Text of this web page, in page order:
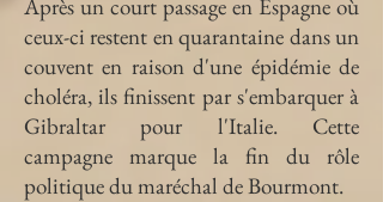
Après un court passage en Espagne où
ceux-ci restent en quarantaine dans un
couvent en raison d'une épidémie de
choléra, ils finissent par s'embarquer à
Gibraltar pour l'Italie. Cette
campagne marque la fin du rôle
politique du maréchal de Bourmont.